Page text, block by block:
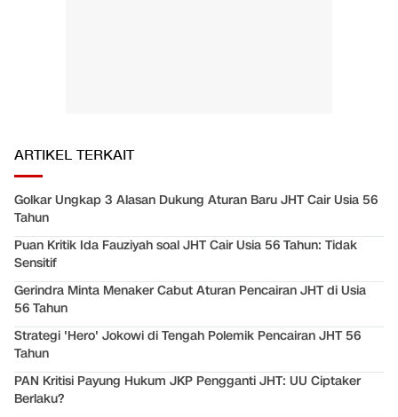
ARTIKEL TERKAIT
Golkar Ungkap 3 Alasan Dukung Aturan Baru JHT Cair Usia 56
Tahun
Puan Kritik Ida Fauziyah soal JHT Cair Usia 56 Tahun: Tidak
Sensitif
Gerindra Minta Menaker Cabut Aturan Pencairan JHT di Usia
56 Tahun
Strategi 'Hero' Jokowi di Tengah Polemik Pencairan JHT 56
Tahun
PAN Kritisi Payung Hukum JKP Pengganti JHT: UU Ciptaker
Berlaku?